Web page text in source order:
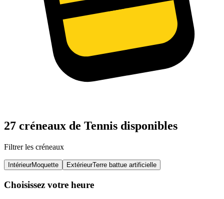
27 créneaux de Tennis disponibles
Filtrer les créneaux
IntérieurMoquette ExtérieurTerre battue artificielle
Choisissez votre heure